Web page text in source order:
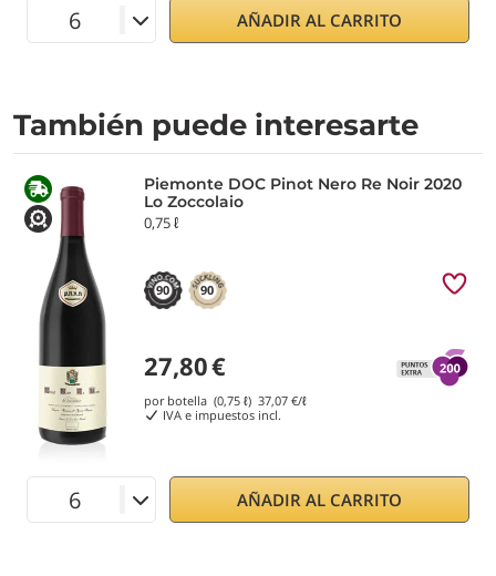
AÑADIR AL CARRITO
También puede interesarte
Piemonte DOC Pinot Nero Re Noir 2020
Lo Zoccolaio
0,75 ℓ
90 90
27,80€
por botella (0,75 ℓ) 37,07 €/ℓ
IVA e impuestos incl.
AÑADIR AL CARRITO